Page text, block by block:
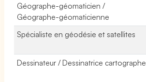
Géographe-géomaticien /
Géographe-géomaticienne
Spécialiste en géodésie et satellites
Dessinateur / Dessinatrice cartographe